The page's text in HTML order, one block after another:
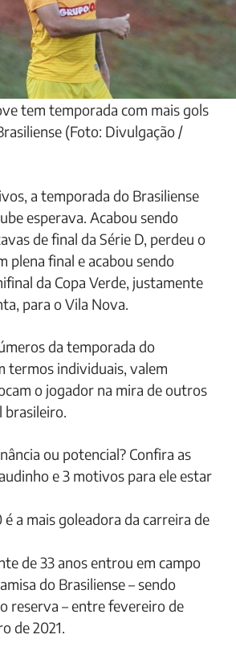
tem temporada com mais gols
(Foto: Divulgação /
a temporada do Brasiliense
esperava. Acabou sendo
de final da Série D, perdeu o
plena final e acabou sendo
da Copa Verde, justamente
para o Vila Nova.
da temporada do
termos individuais, valem
o jogador na mira de outros
brasileiro.
ou potencial? Confira as
e 3 motivos para ele estar
a mais goleadora da carreira de
de 33 anos entrou em campo
do Brasiliense – sendo
reserva – entre fevereiro de
de 2021.